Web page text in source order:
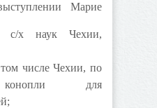
Марие
с/х наук Чехии,
числе Чехии, по
конопли для